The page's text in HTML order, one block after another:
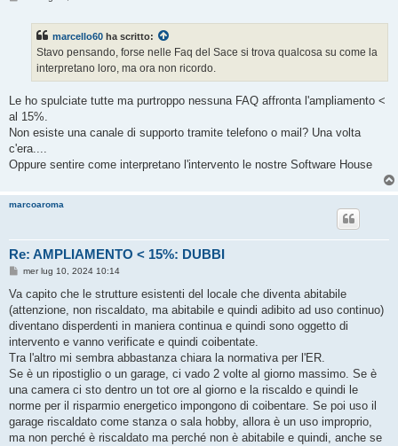
marcello60 ha scritto:
Stavo pensando, forse nelle Faq del Sace si trova qualcosa su come la
interpretano loro, ma ora non ricordo.
Le ho spulciate tutte ma purtroppo nessuna FAQ affronta l'ampliamento <
al 15%.
Non esiste una canale di supporto tramite telefono o mail? Una volta
c'era....
Oppure sentire come interpretano l'intervento le nostre Software House
marcoaroma
Re: AMPLIAMENTO < 15%: DUBBI
M
s
a
g
i
o
mer lug 10, 2024 10:14
Va capito che le strutture esistenti del locale che diventa abitabile
(attenzione, non riscaldato, ma abitabile e quindi adibito ad uso continuo)
diventano disperdenti in maniera continua e quindi sono oggetto di
intervento e vanno verificate e quindi coibentate.
Tra l'altro mi sembra abbastanza chiara la normativa per l'ER.
Se è un ripostiglio o un garage, ci vado 2 volte al giorno massimo. Se è
una camera ci sto dentro un tot ore al giorno e la riscaldo e quindi le
norme per il risparmio energetico impongono di coibentare. Se poi uso il
garage riscaldato come stanza o sala hobby, allora è un uso improprio,
ma non perché è riscaldato ma perché non è abitabile e quindi, anche se